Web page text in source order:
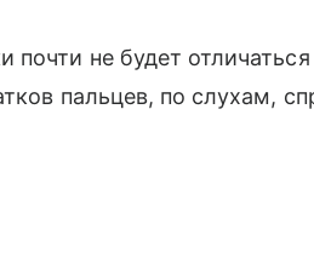
почти не будет
пальцев, по слухам,